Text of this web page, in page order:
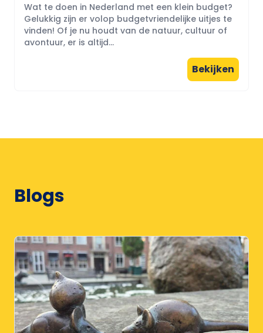
Wat te doen in Nederland met een klein budget?
Gelukkig zijn er volop budgetvriendelijke uitjes te
vinden! Of je nu houdt van de natuur, cultuur of
avontuur, er is altijd...
Bekijken
Blogs